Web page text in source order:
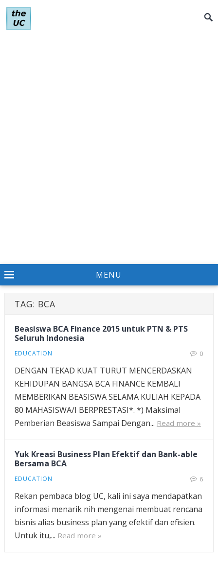
MENU
TAG: BCA
Beasiswa BCA Finance 2015 untuk PTN & PTS
Seluruh Indonesia
EDUCATION 0
DENGAN TEKAD KUAT TURUT MENCERDASKAN
KEHIDUPAN BANGSA BCA FINANCE KEMBALI
MEMBERIKAN BEASISWA SELAMA KULIAH KEPADA
80 MAHASISWA/I BERPRESTASI*. *) Maksimal
Pemberian Beasiswa Sampai Dengan... Read more »
Yuk Kreasi Business Plan Efektif dan Bank-able
Bersama BCA
EDUCATION 6
Rekan pembaca blog UC, kali ini saya mendapatkan
informasi menarik nih mengenai membuat rencana
bisnis alias business plan yang efektif dan efisien.
Untuk itu,... Read more »